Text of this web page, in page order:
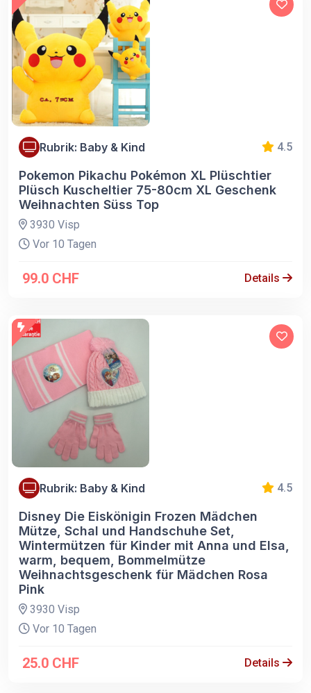
Rubrik: Baby & Kind 4.5
Pokemon Pikachu Pokémon XL Plüschtier
Plüsch Kuscheltier 75-80cm XL Geschenk
Weihnachten Süss Top
3930 Visp
Vor 10 Tagen
99.0 CHF Details
Rubrik: Baby & Kind 4.5
Disney Die Eiskönigin Frozen Mädchen
Mütze, Schal und Handschuhe Set,
Wintermützen für Kinder mit Anna und Elsa,
warm, bequem, Bommelmütze
Weihnachtsgeschenk für Mädchen Rosa
Pink
3930 Visp
Vor 10 Tagen
25.0 CHF Details